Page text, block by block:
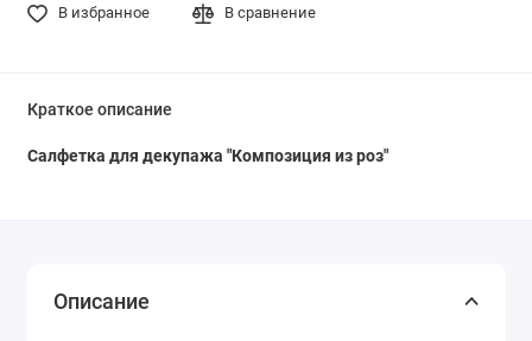
В избранное В сравнение
Краткое описание
Салфетка для декупажа "Композиция из роз"
Описание